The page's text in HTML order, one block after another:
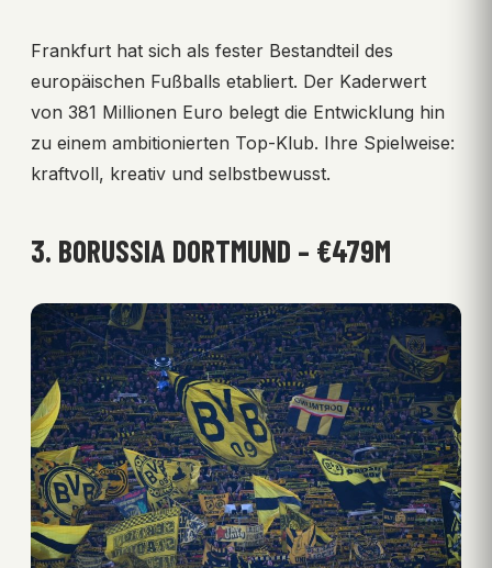
Frankfurt hat sich als fester Bestandteil des
europäischen Fußballs etabliert. Der Kaderwert
von 381 Millionen Euro belegt die Entwicklung hin
zu einem ambitionierten Top-Klub. Ihre Spielweise:
kraftvoll, kreativ und selbstbewusst.
3. BORUSSIA DORTMUND – €479M